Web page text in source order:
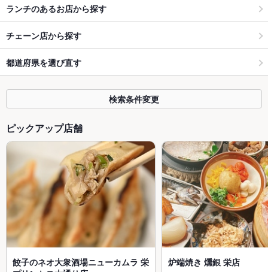
ランチのあるお店から探す
チェーン店から探す
都道府県を選び直す
検索条件変更
ピックアップ店舗
餃子のネオ大衆酒場ニューカムラ 栄
炉端焼き 燻銀 栄店